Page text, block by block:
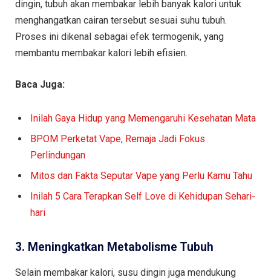
dingin, tubuh akan membakar lebih banyak kalori untuk
menghangatkan cairan tersebut sesuai suhu tubuh.
Proses ini dikenal sebagai efek termogenik, yang
membantu membakar kalori lebih efisien.
Baca Juga:
Inilah Gaya Hidup yang Memengaruhi Kesehatan Mata
BPOM Perketat Vape, Remaja Jadi Fokus
Perlindungan
Mitos dan Fakta Seputar Vape yang Perlu Kamu Tahu
Inilah 5 Cara Terapkan Self Love di Kehidupan Sehari-
hari
3. Meningkatkan Metabolisme Tubuh
Selain membakar kalori, susu dingin juga mendukung